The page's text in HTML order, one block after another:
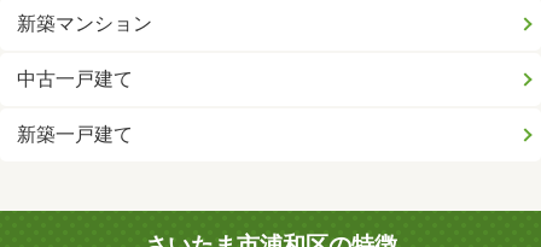
新築マンション
中古一戸建て
新築一戸建て